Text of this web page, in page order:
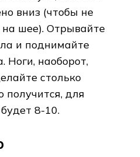
вниз (чтобы не
шее). Отрывайте
и поднимайте
Ноги, наоборот,
столько
получится, для
8-10.